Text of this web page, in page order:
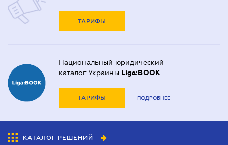
ТАРИФЫ
Национальный юридический
каталог Украины Liga:BOOK
ТАРИФЫ ПОДРОБНЕЕ
КАТАЛОГ РЕШЕНИЙ